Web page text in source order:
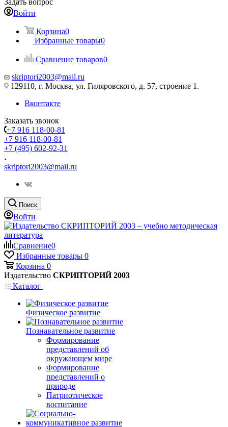
Задать вопрос
Войти
Корзина0
Избранные товары0
Сравнение товаров0
skriptori2003@mail.ru
129110, г. Москва, ул. Гиляровского, д. 57, строение 1.
Вконтакте
Заказать звонок
+7 916 118-00-81
+7 916 118-00-81
+7 (495) 602-92-31
skriptori2003@mail.ru
Поиск
Войти
Сравнение0
Избранные товары 0
Корзина 0
Издательство СКРИПТОРИЙ 2003
Каталог
Физическое развитие
Познавательное развитие
Формирование
представлений об
окружающем мире
Формирование
представлений о
природе
Патриотическое
воспитание